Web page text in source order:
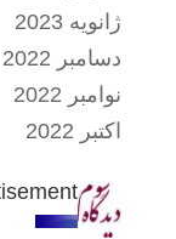
ژانویه 2023
دسامبر 2022
نوامبر 2022
اکتبر 2022